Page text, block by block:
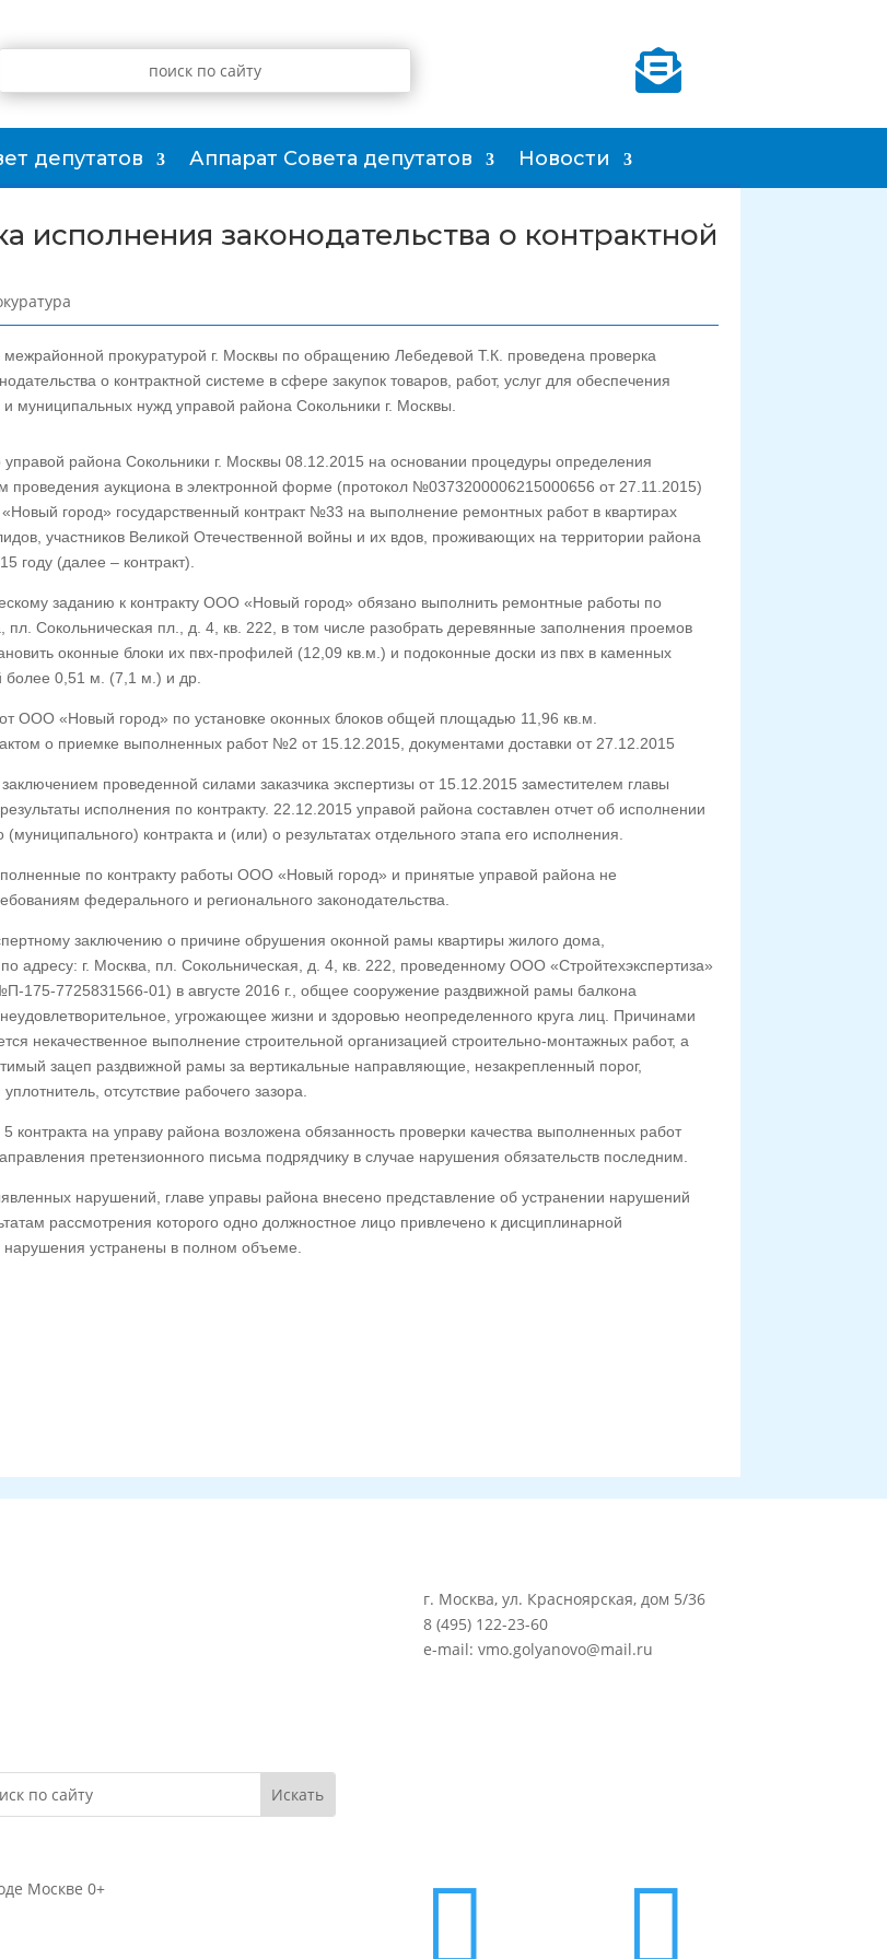

депутатов Аппарат Совета депутатов Новости
исполнения законодательства о контрактной
прокуратурой г. Москвы по обращению Лебедевой Т.К. проведена проверка
о контрактной системе в сфере закупок товаров, работ, услуг для обеспечения
и муниципальных нужд управой района Сокольники г. Москвы.
управой района Сокольники г. Москвы 08.12.2015 на основании процедуры определения
проведения аукциона в электронной форме (протокол №0373200006215000656 от 27.11.2015)
город» государственный контракт №33 на выполнение ремонтных работ в квартирах
участников Великой Отечественной войны и их вдов, проживающих на территории района
году (далее – контракт).
заданию к контракту ООО «Новый город» обязано выполнить ремонтные работы по
пл. Сокольническая пл., д. 4, кв. 222, в том числе разобрать деревянные заполнения проемов
оконные блоки их пвх-профилей (12,09 кв.м.) и подоконные доски из пвх в каменных
более 0,51 м. (7,1 м.) и др.
ООО «Новый город» по установке оконных блоков общей площадью 11,96 кв.м.
о приемке выполненных работ №2 от 15.12.2015, документами доставки от 27.12.2015
заключением проведенной силами заказчика экспертизы от 15.12.2015 заместителем главы
исполнения по контракту. 22.12.2015 управой района составлен отчет об исполнении
(муниципального) контракта и (или) о результатах отдельного этапа его исполнения.
по контракту работы ООО «Новый город» и принятые управой района не
федерального и регионального законодательства.
заключению о причине обрушения оконной рамы квартиры жилого дома,
адресу: г. Москва, пл. Сокольническая, д. 4, кв. 222, проведенному ООО «Стройтехэкспертиза»
175-7725831566-01) в августе 2016 г., общее сооружение раздвижной рамы балкона
угрожающее жизни и здоровью неопределенного круга лиц. Причинами
некачественное выполнение строительной организацией строительно-монтажных работ, а
зацеп раздвижной рамы за вертикальные направляющие, незакрепленный порог,
отсутствие рабочего зазора.
5 контракта на управу района возложена обязанность проверки качества выполненных работ
претензионного письма подрядчику в случае нарушения обязательств последним.
нарушений, главе управы района внесено представление об устранении нарушений
рассмотрения которого одно должностное лицо привлечено к дисциплинарной
нарушения устранены в полном объеме.
г. Москва, ул. Красноярская, дом 5/36
8 (495) 122-23-60
e-mail: vmo.golyanovo@mail.ru
Москве 0+
 